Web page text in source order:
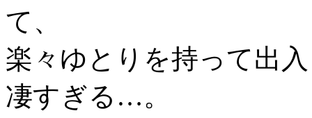
て、
楽々ゆとりを持って出
凄すぎる…。